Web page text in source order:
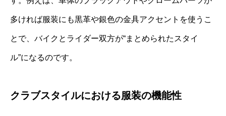
多ければ服装にも黒革や銀色の金具アクセントを使うこ
とで、バイクとライダー双方が“まとめられたスタイ
ル”になるのです。
クラブスタイルにおける服装の機能性